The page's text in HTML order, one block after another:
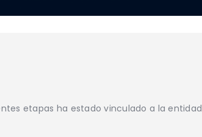
etapas ha estado vinculado a la entidad